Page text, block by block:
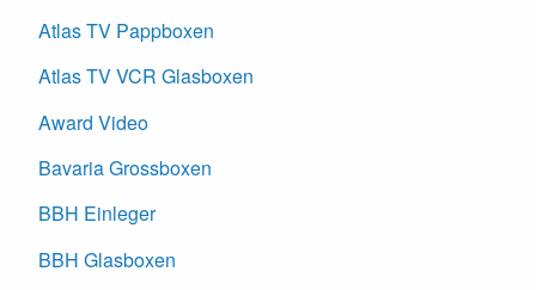
Atlas TV Pappboxen
Atlas TV VCR Glasboxen
Award Video
Bavaria Grossboxen
BBH Einleger
BBH Glasboxen